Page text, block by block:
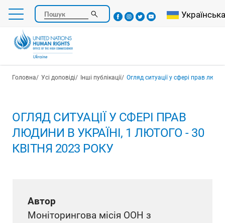
Перейти
основного
Пошук Select your
Українська
Рядок навіґації
Головна Усі доповіді Інші публікації Огляд ситуації у сфері прав людини в
ОГЛЯД СИТУАЦІЇ У СФЕРІ ПРАВ
ЛЮДИНИ В УКРАЇНІ, 1 ЛЮТОГО - 30
КВІТНЯ 2023 РОКУ
Автор
Моніторингова місія ООН з